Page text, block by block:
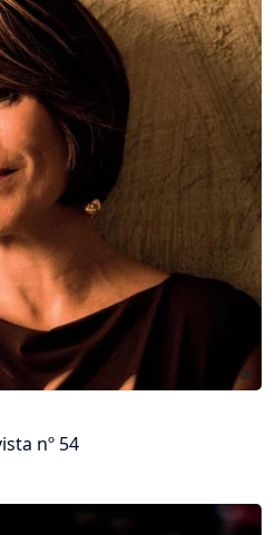
nº 54